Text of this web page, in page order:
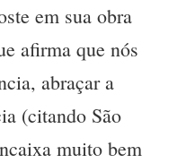
em sua obra
afirma que nós
abraçar a
(citando São
muito bem